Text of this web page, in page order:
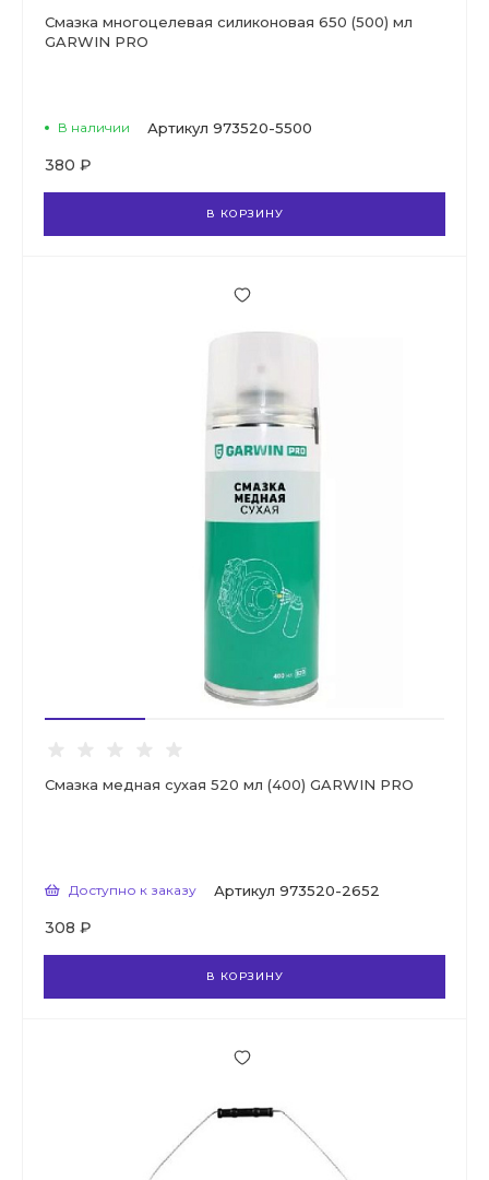
Смазка многоцелевая силиконовая 650 (500) мл
GARWIN PRO
В наличии Артикул 973520-5500
380 ₽
В КОРЗИНУ
Смазка медная сухая 520 мл (400) GARWIN PRO
Доступно к заказу Артикул 973520-2652
308 ₽
В КОРЗИНУ